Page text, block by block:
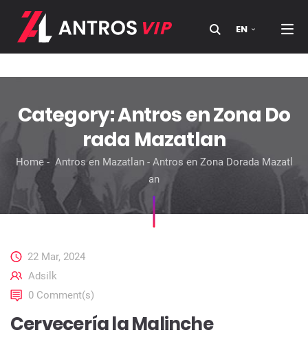
EN
Category:Antros en Zona Do
rada Mazatlan
Home Antros en Mazatlan
Antros en Zona Dorada Mazatl
an
22 Mar, 2024
Adsilk
0 Comment(s)
Cervecería la Malinche